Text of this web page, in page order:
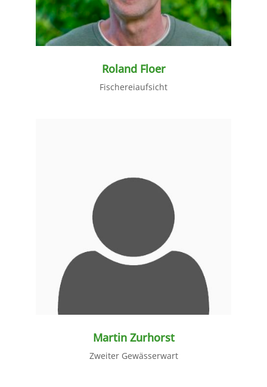
Roland Floer
Fischereiaufsicht
Martin Zurhorst
Zweiter Gewässerwart